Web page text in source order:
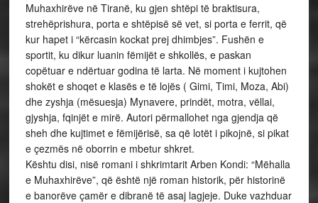
Muhaxhirëve në Tiranë, ku gjen shtëpi të braktisura,
strehëprishura, porta e shtëpisë së vet, si porta e ferrit, që
kur hapet i “kërcasin kockat prej dhimbjes”. Fushën e
sportit, ku dikur luanin fëmijët e shkollës, e paskan
copëtuar e ndërtuar godina të larta. Në moment i kujtohen
shokët e shoqet e klasës e të lojës ( Gimi, Timi, Moza, Abi)
dhe zyshja (mësuesja) Mynavere, prindët, motra, vëllai,
gjyshja, fqinjët e mirë. Autori përmallohet nga gjendja që
sheh dhe kujtimet e fëmijërisë, sa që lotët i pikojnë, si pikat
e çezmës në oborrin e mbetur shkret.
Kështu disi, nisë romani i shkrimtarit Arben Kondi: “Mëhalla
e Muhaxhirëve”, që është një roman historik, për historinë
e banorëve çamër e dibranë të asaj lagjeje. Duke vazhduar